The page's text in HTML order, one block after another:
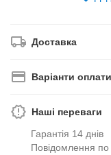
Доставка
Варіанти оплати
Наші переваги
Гарантія 14 днів
Повідомлення